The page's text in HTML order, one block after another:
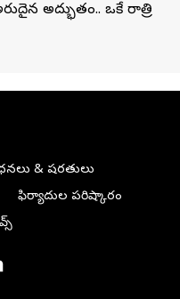
అద్భుతం.. ఒకే రాత్రి
& షరతులు
ఫిర్యాదుల పరిష్కారం